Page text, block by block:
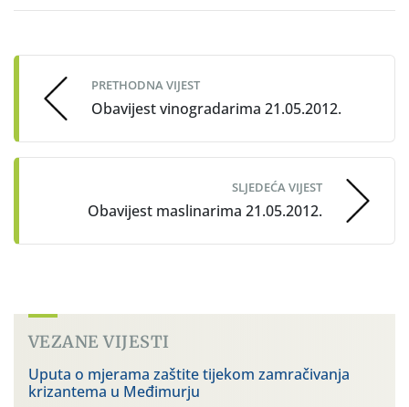
navigation
PRETHODNA VIJEST
Obavijest vinogradarima 21.05.2012.
SLJEDEĆA VIJEST
Obavijest maslinarima 21.05.2012.
VEZANE VIJESTI
Uputa o mjerama zaštite tijekom zamračivanja
krizantema u Međimurju